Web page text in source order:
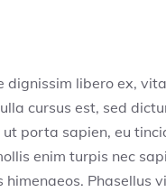
libero ex,
cursus est, sed
porta sapien, eu
enim turpis nec
Phasellus